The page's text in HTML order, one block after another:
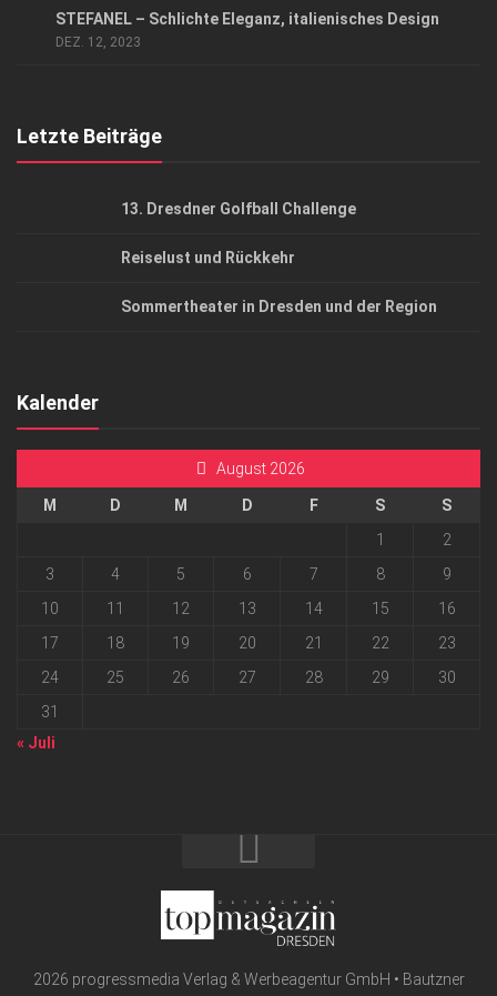
STEFANEL – Schlichte Eleganz, italienisches Design
DEZ. 12, 2023
Letzte Beiträge
13. Dresdner Golfball Challenge
Reiselust und Rückkehr
Sommertheater in Dresden und der Region
Kalender
August 2026
M D M D F S
S
1
2
3
4 5 6 7 8
9
10
11 12 13 14 15
16
17
18 19 20 21 22
23
24
25 26 27 28 29
30
31
« Juli
2026 progressmedia Verlag & Werbeagentur GmbH • Bautzner